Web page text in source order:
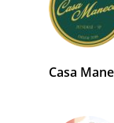
Casa